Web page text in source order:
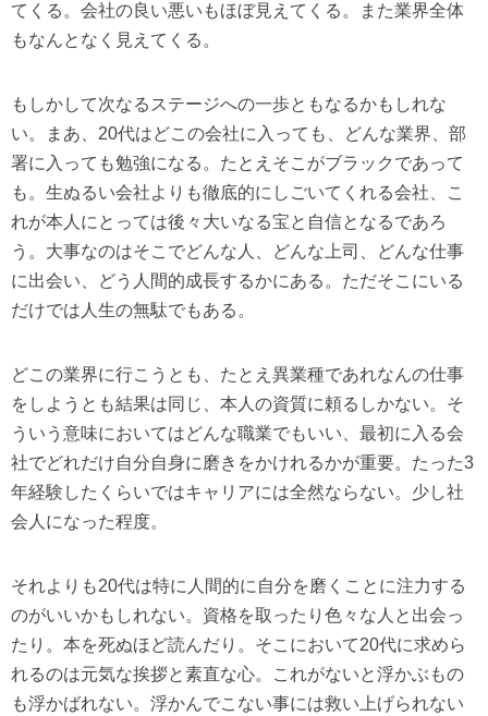
てくる。会社の良い悪いもほぼ見えてくる。また業界全体
もなんとなく見えてくる。
もしかして次なるステージへの一歩ともなるかもしれな
い。まあ、20代はどこの会社に入っても、どんな業界、部
署に入っても勉強になる。たとえそこがブラックであって
も。生ぬるい会社よりも徹底的にしごいてくれる会社、こ
れが本人にとっては後々大いなる宝と自信となるであろ
う。大事なのはそこでどんな人、どんな上司、どんな仕事
に出会い、どう人間的成長するかにある。ただそこにいる
だけでは人生の無駄でもある。
どこの業界に行こうとも、たとえ異業種であれなんの仕事
をしようとも結果は同じ、本人の資質に頼るしかない。そ
ういう意味においてはどんな職業でもいい、最初に入る会
社でどれだけ自分自身に磨きをかけれるかが重要。たった3
年経験したくらいではキャリアには全然ならない。少し社
会人になった程度。
それよりも20代は特に人間的に自分を磨くことに注力する
のがいいかもしれない。資格を取ったり色々な人と出会っ
たり。本を死ぬほど読んだり。そこにおいて20代に求めら
れるのは元気な挨拶と素直な心。これがないと浮かぶもの
も浮かばれない。浮かんでこない事には救い上げられない